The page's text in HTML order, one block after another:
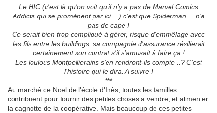
Le HIC (c'est là qu'on voit qu'il n'y a pas de Marvel Comics
Addicts qui se promènent par ici ...) c'est que Spiderman ... n'a
pas de cape !
Ce serait bien trop compliqué à gérer, risque d'emmêlage avec
les fils entre les buildings, sa compagnie d'assurance résilierait
certainement son contrat s'il s'amusait à faire ça !
Les loulous Montpellierains s'en rendront-ils compte ..? C'est
l'histoire qui le dira. A suivre !
***
Au marché de Noel de l'école d'Inès, toutes les familles
contribuent pour fournir des petites choses à vendre, et alimenter
la cagnotte de la coopérative. Mais beaucoup de ces petites